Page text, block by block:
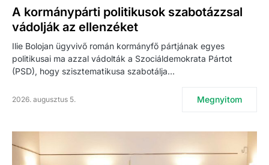
A kormánypárti politikusok szabotázzsal
vádolják az ellenzéket
Ilie Bolojan ügyvivő román kormányfő pártjának egyes
politikusai ma azzal vádolták a Szociáldemokrata Pártot
(PSD), hogy szisztematikusa szabotálja…
2026. augusztus 5. Megnyitom